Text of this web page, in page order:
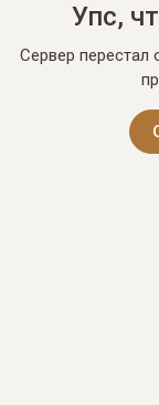
Упс,
Сервер перестал